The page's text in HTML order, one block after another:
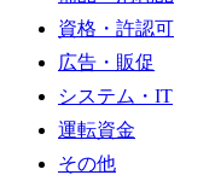
資格・許認可
広告・販促
システム・IT
運転資金
その他